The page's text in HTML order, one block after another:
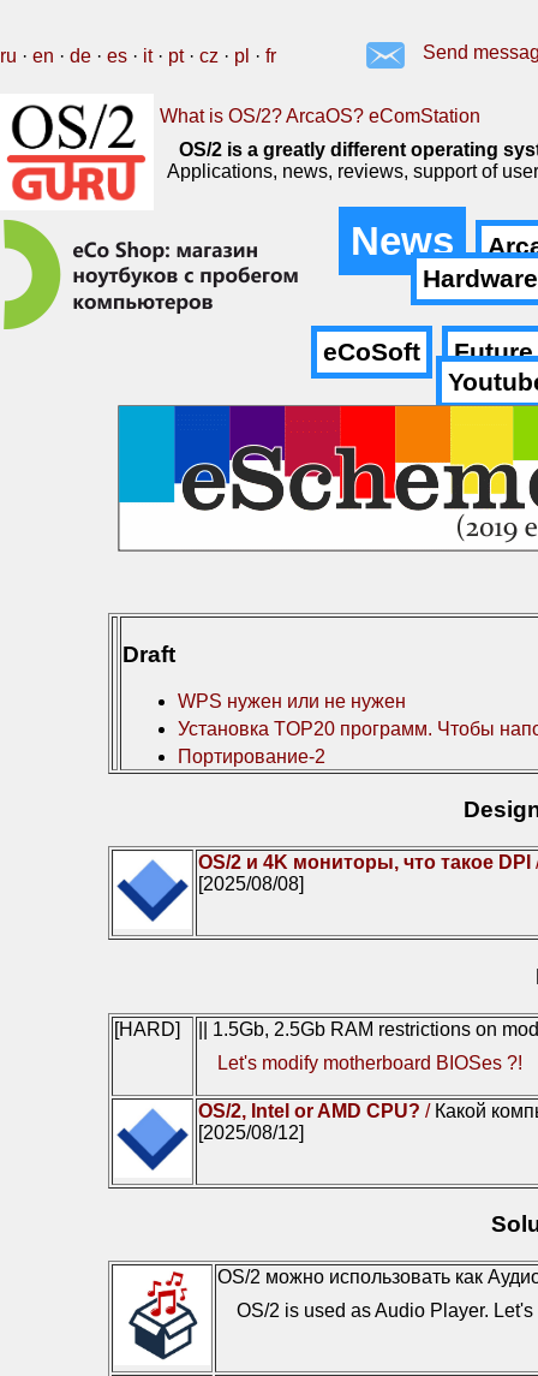
ru · en · de · es · it· pt· cz · pl · fr Send
What is OS/2? ArcaOS? eComStation
OS/2 is a greatly different operating
Applications, news, reviews, support of
News
Hardware
eCoSoft
Future
Draft
WPS нужен или не нужен
Установка TOP20 программ. Чтобы
Портирование-2
OS/2 и 4K мониторы, что такое DPI
[2025/08/08]
[HARD]
|| 1.5Gb, 2.5Gb RAM restrictions on
Let's modify motherboard BIOSes ?!
OS/2, Intel or AMD CPU? / Какой
[2025/08/12]
OS/2 можно использовать как
OS/2 is used as Audio Player.